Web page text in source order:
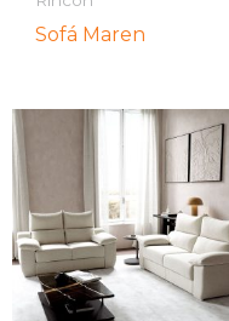
Sofá Maren